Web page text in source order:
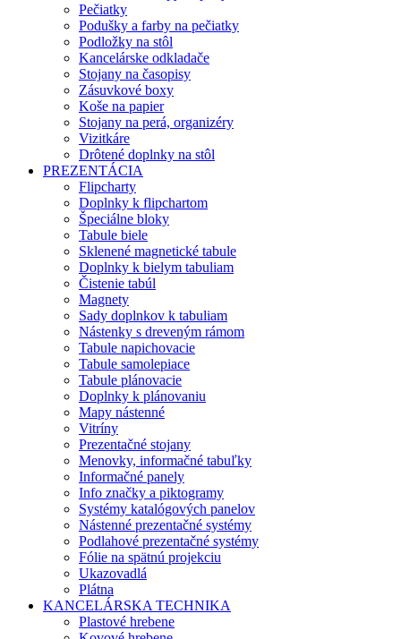
Pečiatky
Podušky a farby na pečiatky
Podložky na stôl
Kancelárske odkladače
Stojany na časopisy
Zásuvkové boxy
Koše na papier
Stojany na perá, organizéry
Vizitkáre
Drôtené doplnky na stôl
PREZENTÁCIA
Flipcharty
Doplnky k flipchartom
Špeciálne bloky
Tabule biele
Sklenené magnetické tabule
Doplnky k bielym tabuliam
Čistenie tabúl
Magnety
Sady doplnkov k tabuliam
Nástenky s dreveným rámom
Tabule napichovacie
Tabule samolepiace
Tabule plánovacie
Doplnky k plánovaniu
Mapy nástenné
Vitríny
Prezentačné stojany
Menovky, informačné tabuľky
Informačné panely
Info značky a piktogramy
Systémy katalógových panelov
Nástenné prezentačné systémy
Podlahové prezentačné systémy
Fólie na spätnú projekciu
Ukazovadlá
Plátna
KANCELÁRSKA TECHNIKA
Plastové hrebene